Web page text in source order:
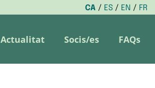
CA ES EN
FR
Actualitat Socis/es FAQs